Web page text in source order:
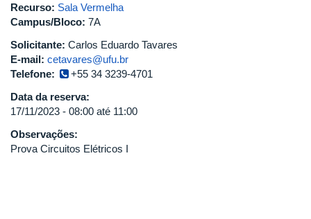
Recurso: Sala Vermelha
Campus/Bloco: 7A
Solicitante: Carlos Eduardo Tavares
E-mail: cetavares@ufu.br
Telefone:
+55 34 3239-4701
Data da reserva:
17/11/2023 - 08:00 até 11:00
Observações:
Prova Circuitos Elétricos I